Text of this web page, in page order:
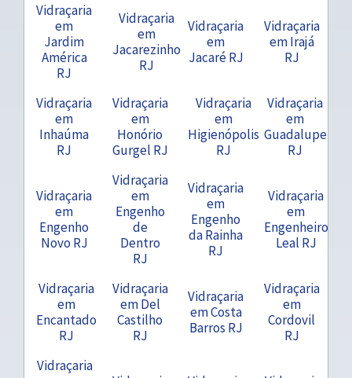
Vidraçaria
em
Jardim
América
RJ
Vidraçaria
em
Jacarezinho
RJ
Vidraçaria
em
Jacaré RJ
Vidraçaria
em Irajá
RJ
Vidraçaria
em
Inhaúma
RJ
Vidraçaria
em
Honório
Gurgel RJ
Vidraçaria
em
Higienópolis
RJ
Vidraçaria
em
Guadalupe
RJ
Vidraçaria
em
Engenho
Novo RJ
Vidraçaria
em
Engenho
de
Dentro
RJ
Vidraçaria
em
Engenho
da Rainha
RJ
Vidraçaria
em
Engenheiro
Leal RJ
Vidraçaria
em
Encantado
RJ
Vidraçaria
em Del
Castilho
RJ
Vidraçaria
em Costa
Barros RJ
Vidraçaria
em
Cordovil
RJ
Vidraçaria